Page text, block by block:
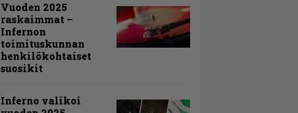
Vuoden 2025
raskaimmat –
Infernon
toimituskunnan
henkilökohtaiset
suosikit
Inferno valikoi